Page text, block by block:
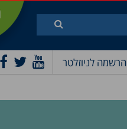
הרשמה לניוזלטר